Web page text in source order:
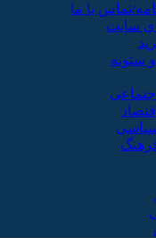
تماس با ما
سایت
ستونه